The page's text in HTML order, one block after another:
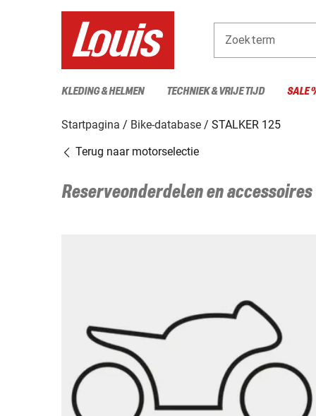
Zoekterm
KLEDING & HELMEN TECHNIEK & VRIJE TIJD SALE
Startpagina Bike-database
STALKER 125
Terug naar motorselectie
Reserveonderdelen en